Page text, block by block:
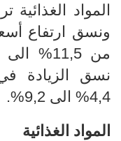
ونسق ارتفاع
نسق الزيادة
4,4% الى 9,2%.
المواد الغذائية